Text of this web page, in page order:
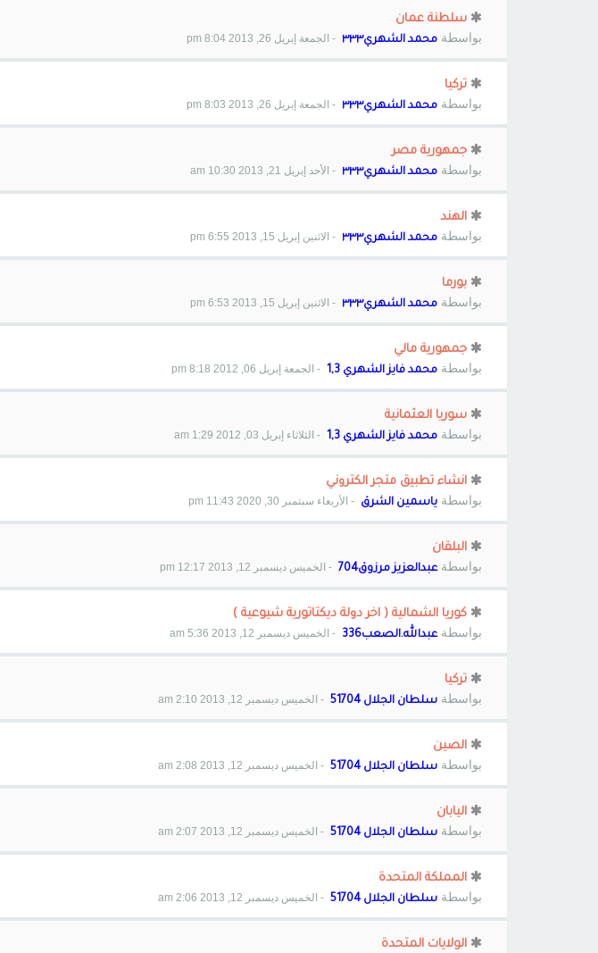
سلطنة عمان
بواسطة محمد الشهري٣٣٣ - الجمعة إبريل 26, 2013 8:04 pm
تركيا
بواسطة محمد الشهري٣٣٣ - الجمعة إبريل 26, 2013 8:03 pm
جمهورية مصر
بواسطة محمد الشهري٣٣٣ - الأحد إبريل 21, 2013 10:30 am
الهند
بواسطة محمد الشهري٣٣٣ - الاثنين إبريل 15, 2013 6:55 pm
بورما
بواسطة محمد الشهري٣٣٣ - الاثنين إبريل 15, 2013 6:53 pm
جمهورية مالي
بواسطة محمد فايز الشهري 1,3 - الجمعة إبريل 06, 2012 8:18 pm
سوريا العثمانية
بواسطة محمد فايز الشهري 1,3 - الثلاثاء إبريل 03, 2012 1:29 am
انشاء تطبيق متجر الكتروني
بواسطة ياسمين الشرق - الأربعاء سبتمبر 30, 2020 11:43 pm
البلقان
بواسطةعبدالعزيز مرزوق704 - الخميس ديسمبر 12, 2013 12:17 pm
كوريا الشمالية ( اخر دولة ديكتاتورية شيوعية )
بواسطةعبدالله.الصعب336 - الخميس ديسمبر 12, 2013 5:36 am
تركيا
بواسطة سلطان الجلال 51704 - الخميس ديسمبر 12, 2013 2:10 am
الصين
بواسطة سلطان الجلال 51704 - الخميس ديسمبر 12, 2013 2:08 am
اليابان
بواسطة سلطان الجلال 51704 - الخميس ديسمبر 12, 2013 2:07 am
المملكة المتحدة
بواسطة سلطان الجلال 51704 - الخميس ديسمبر 12, 2013 2:06 am
الولايات المتحدة